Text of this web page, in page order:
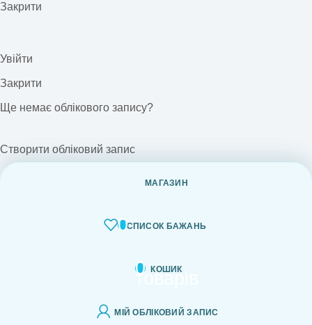
Закрити
Увійти
Закрити
Ще немає облікового запису?
Створити обліковий запис
МАГАЗИН
0СПИСОК БАЖАНЬ
0
товарів
КОШИК
МІЙ ОБЛІКОВИЙ ЗАПИС